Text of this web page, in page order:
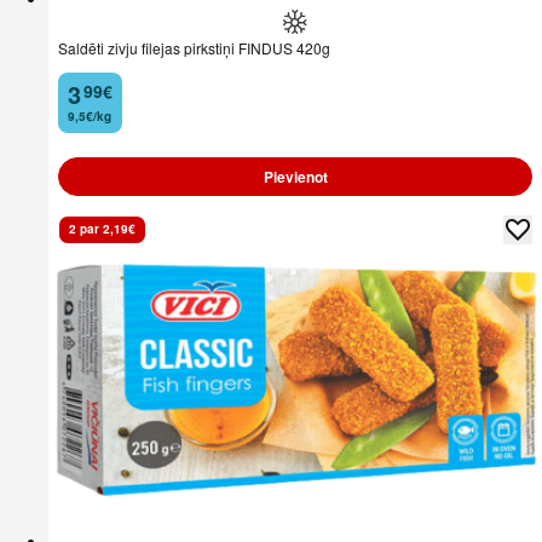
Saldēti zivju filejas pirkstiņi FINDUS 420g
3
. 99€
9,5€/kg
Pievienot
2 par 2,19€